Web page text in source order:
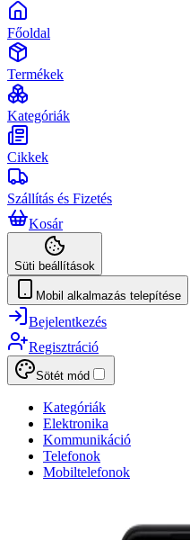
Főoldal
Termékek
Kategóriák
Cikkek
Szállítás és Fizetés
Kosár
Süti beállítások
Mobil alkalmazás telepítése
Bejelentkezés
Regisztráció
Sötét mód
Kategóriák
Elektronika
Kommunikáció
Telefonok
Mobiltelefonok